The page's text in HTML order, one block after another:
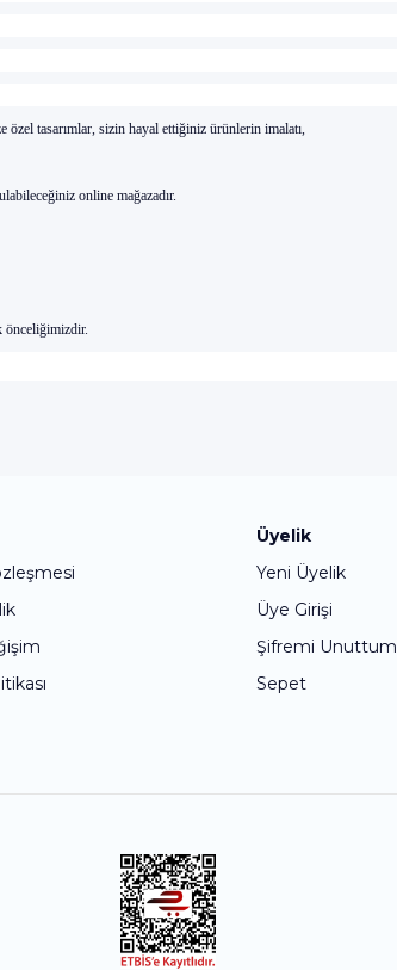
özel tasarımlar, sizin hayal ettiğiniz ürünlerin imalatı
ğiniz online mağazadır.
önceliğimizdir.
Yorum Yaz
Üyelik
Yeni Üyelik
Üye Girişi
Şifremi Unuttum
Sepet